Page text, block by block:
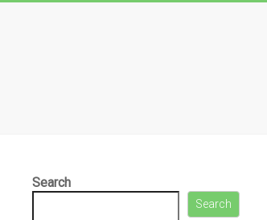
Search
Search